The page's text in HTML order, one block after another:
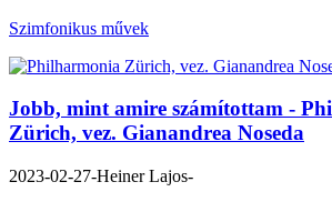
Szimfonikus művek
Jobb, mint amire számítottam -
Zürich, vez. Gianandrea Noseda
2023-02-27-Heiner Lajos-